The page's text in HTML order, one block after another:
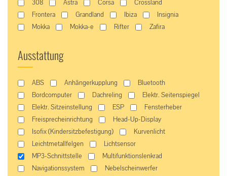
308 Astra Corsa
Crossland
Frontera
Grandland Ibiza
Insignia
Mokka
Mokka-e Rifter Zafira
Ausstattung
ABS Anhängerkupplung
Bluetooth
Bordcomputer
Dachreling
Elektr. Seitenspiegel
Elektr. Sitzeinstellung
ESP
Fensterheber
Freisprecheinrichtung
Head-Up-Display
Isofix (Kindersitzbefestigung)
Kurvenlicht
Leichtmetallfelgen
Lichtsensor
MP3-Schnittstelle
Multifunktionslenkrad
Navigationssystem
Nebelscheinwerfer